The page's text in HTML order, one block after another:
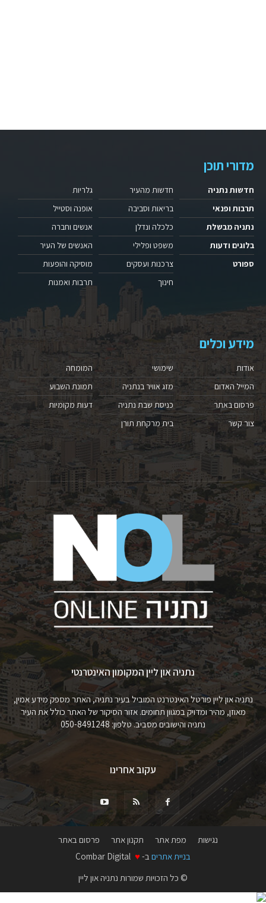
מדורי תוכן
חדשות נתניה
תרבות ופנאי
נתניה מבשלת
בלוגים ודעות
ספורט
חדשות מהעיר
בריאות וסביבה
כלכלה ונדלן
משפט ופלילי
צרכנות ועסקים
חינוך
גלריות
אופנה וסטייל
אנשים וחברה
האנשים של העיר
מוסיקה והופעות
תרבות ואמנות
מידע וכלים
אודות
המייל האדום
פרסום באתר
צור קשר
שימושי
מזג אוויר בנתניה
כניסת שבת נתניה
בית מרקחת תורן
המומחה
תמונת השבוע
דעות מקומיות
נתניה און ליין המקומון האינטרנטי
נתניה און ליין פורטל האינטרנט המוביל בעיר נתניה, האתר מספק מידע אמין,
מאוזן, מהיר ומדויק במגוון תחומים. אזור הסיקור של האתר כולל את העיר
נתניה והישובים מסביב. טלפון: 050-8491248
עקוב אחרינו
נגישות מפת אתר תקנון אתר
פרסום באתר
בניית אתרים ב- ♥
© כל הזכויות שמורות נתניה און ליין